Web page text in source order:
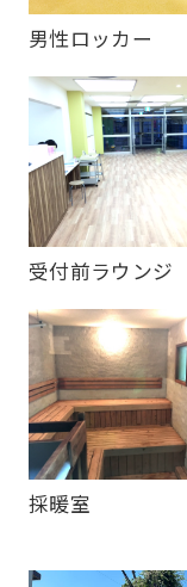
男性ロッカー
受付前ラウンジ
採暖室